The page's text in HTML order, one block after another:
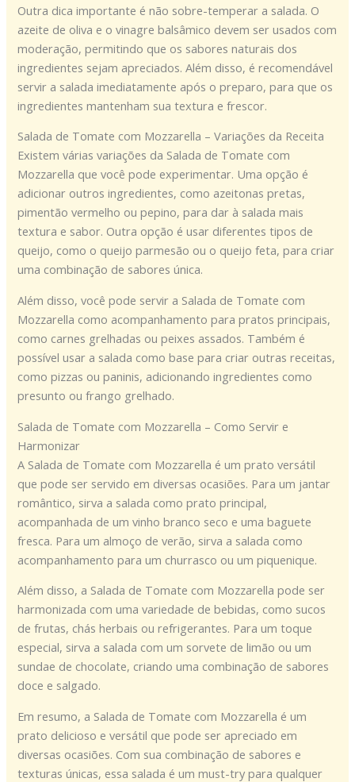
Outra dica importante é não sobre-temperar a salada. O
azeite de oliva e o vinagre balsâmico devem ser usados com
moderação, permitindo que os sabores naturais dos
ingredientes sejam apreciados. Além disso, é recomendável
servir a salada imediatamente após o preparo, para que os
ingredientes mantenham sua textura e frescor.
Salada de Tomate com Mozzarella – Variações da Receita
Existem várias variações da Salada de Tomate com
Mozzarella que você pode experimentar. Uma opção é
adicionar outros ingredientes, como azeitonas pretas,
pimentão vermelho ou pepino, para dar à salada mais
textura e sabor. Outra opção é usar diferentes tipos de
queijo, como o queijo parmesão ou o queijo feta, para criar
uma combinação de sabores única.
Além disso, você pode servir a Salada de Tomate com
Mozzarella como acompanhamento para pratos principais,
como carnes grelhadas ou peixes assados. Também é
possível usar a salada como base para criar outras receitas,
como pizzas ou paninis, adicionando ingredientes como
presunto ou frango grelhado.
Salada de Tomate com Mozzarella – Como Servir e
Harmonizar
A Salada de Tomate com Mozzarella é um prato versátil
que pode ser servido em diversas ocasiões. Para um jantar
romântico, sirva a salada como prato principal,
acompanhada de um vinho branco seco e uma baguete
fresca. Para um almoço de verão, sirva a salada como
acompanhamento para um churrasco ou um piquenique.
Além disso, a Salada de Tomate com Mozzarella pode ser
harmonizada com uma variedade de bebidas, como sucos
de frutas, chás herbais ou refrigerantes. Para um toque
especial, sirva a salada com um sorvete de limão ou um
sundae de chocolate, criando uma combinação de sabores
doce e salgado.
Em resumo, a Salada de Tomate com Mozzarella é um
prato delicioso e versátil que pode ser apreciado em
diversas ocasiões. Com sua combinação de sabores e
texturas únicas, essa salada é um must-try para qualquer